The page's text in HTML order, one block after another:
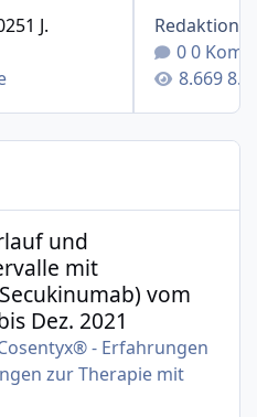
1 J.
Redaktion
0
mit
und
mit
vom
Dez. 2021
- Erfahrungen
zur Therapie mit